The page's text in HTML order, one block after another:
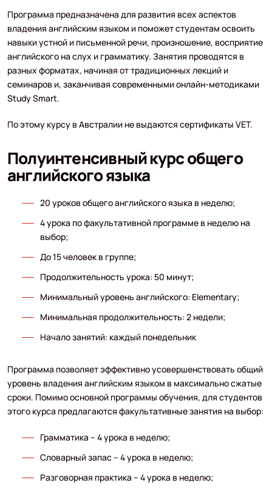
Программа предназначена для развития всех аспектов
владения английским языком и поможет студентам освоить
навыки устной и письменной речи, произношение, восприятие
английского на слух и грамматику. Занятия проводятся в
разных форматах, начиная от традиционных лекций и
семинаров и, заканчивая современными онлайн-методиками
Study Smart.
По этому курсу в Австралии не выдаются сертификаты VET.
Полуинтенсивный курс общего
английского языка
20 уроков общего английского языка в неделю;
4 урока по факультативной программе в неделю на
выбор;
До 15 человек в группе;
Продолжительность урока: 50 минут;
Минимальный уровень английского: Elementary;
Минимальная продолжительность: 2 недели;
Начало занятий: каждый понедельник
Программа позволяет эффективно усовершенствовать общий
уровень владения английским языком в максимально сжатые
сроки. Помимо основной программы обучения, для студентов
этого курса предлагаются факультативные занятия на выбор:
Грамматика – 4 урока в неделю;
Словарный запас – 4 урока в неделю;
Разговорная практика – 4 урока в неделю;